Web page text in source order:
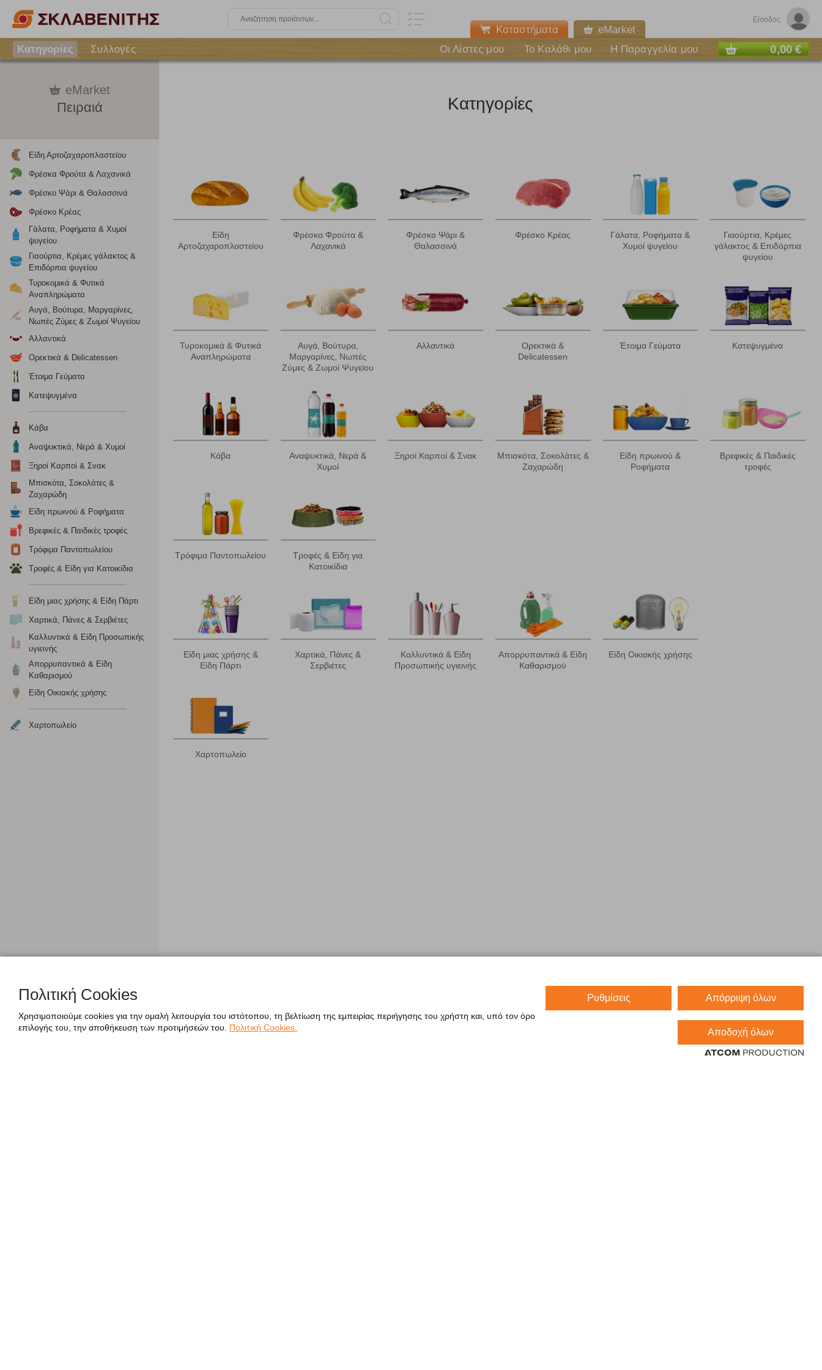
Είσοδος
Καταστήματα
eMarket
Κατηγορίες
Συλλογές Οι Λίστες μου Το Καλάθι μου Η Παραγγελία μου 0,00 €
eMarket
Πειραιά
Είδη Αρτοζαχαροπλαστείου
Φρέσκα Φρούτα & Λαχανικά
Φρέσκο Ψάρι & Θαλασσινά
Φρέσκο Κρέας
Γάλατα, Ροφήματα & Χυμοί
ψυγείου
Γιαούρτια, Κρέμες γάλακτος &
Επιδόρπια ψυγείου
Τυροκομικά & Φυτικά
Αναπληρώματα
Αυγά, Βούτυρα, Μαργαρίνες,
Νωπές Ζύμες & Ζωμοί Ψυγείου
Αλλαντικά
Ορεκτικά & Delicatessen
Έτοιμα Γεύματα
Κατεψυγμένα
Κάβα
Αναψυκτικά, Νερά & Χυμοί
Ξηροί Καρποί & Σνακ
Μπισκότα, Σοκολάτες &
Ζαχαρώδη
Είδη πρωινού & Ροφήματα
Βρεφικές & Παιδικές τροφές
Τρόφιμα Παντοπωλείου
Τροφές & Είδη για Κατοικίδια
Είδη μιας χρήσης & Είδη Πάρτι
Χαρτικά, Πάνες & Σερβιέτες
Καλλυντικά & Είδη Προσωπικής
υγιεινής
Απορρυπαντικά & Είδη
Καθαρισμού
Είδη Οικιακής χρήσης
Χαρτοπωλείο
Κατηγορίες
Είδη
Αρτοζαχαροπλαστείου
Φρέσκα Φρούτα &
Λαχανικά
Φρέσκο Ψάρι &
Θαλασσινά
Φρέσκο Κρέας
Γάλατα, Ροφήματα &
Χυμοί ψυγείου
Γιαούρτια, Κρέμες
γάλακτος & Επιδόρπια
ψυγείου
Τυροκομικά & Φυτικά
Αναπληρώματα
Αυγά, Βούτυρα,
Μαργαρίνες, Νωπές
Ζύμες & Ζωμοί Ψυγείου
Αλλαντικά
Ορεκτικά &
Delicatessen
Έτοιμα Γεύματα Κατεψυγμένα
Κάβα
Αναψυκτικά, Νερά &
Χυμοί
Ξηροί Καρποί & Σνακ
Μπισκότα, Σοκολάτες &
Ζαχαρώδη
Είδη πρωινού &
Ροφήματα
Βρεφικές & Παιδικές
τροφές
Τρόφιμα Παντοπωλείου
Τροφές & Είδη για
Κατοικίδια
Είδη μιας χρήσης &
Είδη Πάρτι
Χαρτικά, Πάνες &
Σερβιέτες
Καλλυντικά & Είδη
Προσωπικής υγιεινής
Απορρυπαντικά & Είδη
Καθαρισμού
Είδη Οικιακής χρήσης
Χαρτοπωλείο
Χρησιμοποιήστε τη για πιο γρήγορη αναζήτηση προϊόντων.
Πολιτική Cookies
Χρησιμοποιούμε cookies για την ομαλή λειτουργία του ιστότοπου, τη βελτίωση της εμπειρίας περιήγησης του χρήστη και, υπό τον όρο
επιλογής του, την αποθήκευση των προτιμήσεών του.
Πολιτική Cookies.
Ρυθμίσεις Απόρριψη όλων
Αποδοχή όλων
Ενημέρωση
Κατά την απλή περιήγηση ή/και χρήση του ιστότοπου συλλέγουμε αυτόματα δεδομένα σύνδεσης και πληροφορίες σχετικές με την περιήγησή σας, οι οποίες είναι μη εξατομικευμένες και σπάνια
περιέχουν προσωποποιημένα χαρακτηριστικά που υποδεικνύουν την ταυτότητά σας. Τα cookies είναι μικρά αρχεία κειμένου τα οποία, μέσω του προγράμματος περιήγησης εγκαθίστανται στον
υπολογιστή ή την ηλεκτρονική συσκευή σας, προσθέτοντας λειτουργικότητα στην ιστοσελίδα και βελτιώνοντας την εμπειρία περιήγησης ή, εφ΄ όσον το επιλέξετε, απομνημονεύοντας τις προτιμήσεις
σας. Η κατηγορία των απολύτως απαραίτητων cookies για την ομαλή λειτουργία του ιστότοπου είναι η μόνη ενεργοποιημένη. Έχετε τη δυνατότητα να επιλέξετε τις λοιπές κατηγορίες κάνοντας κλικ στο
σχετικό κουμπί επάνω δεξιά, αφού ενημερωθείτε σχετικά. Ωστόσο θα πρέπει να γνωρίζετε ότι αποκλεισμός ορισμένων κατηγοριών αρχείων cookies, μπορεί να επηρεάσει την εμπειρία της περιήγησής
Δείτε περισσότερα
Τα λειτουργικά cookies επιτρέπουν την παροχή βελτιωμένων λειτουργιών και εξατομίκευσης, όπως π.χ. ζωντανή συνομιλία. Μπορούν να ορισθούν από εμάς ή /και από τρίτους παρόχους, των
οποίων τις υπηρεσίες έχουμε επιλέξει. Αν δεν επιτρέψετε την αποδοχή αυτής της κατηγορίας cookies, ορισμένες ή όλες από αυτές τις λειτουργίες ενδέχεται να μην λειτουργούν σωστά.
Cookies στόχευσης
Η συγκεκριμένη κατηγορία cookies ρυθμίζεται από συνεργάτες μας (με αντικείμενο τη διαφήμιση) μέσω του ιστότοπού μας. Εφ’ όσον τα επιλέξετε, μπορεί να χρησιμοποιηθούν από τους ανωτέρω
για τη δημιουργία ενός προφίλ των ενδιαφερόντων σας και για την εμφάνιση σχετικών διαφημίσεων σε άλλες τοποθεσίες. Τα cookies στόχευσης λειτουργούν αναγνωρίζοντας με μοναδικό τρόπο
Cookies απόδοσης
Η συγκεκριμένη κατηγορία cookies μας δίνει τη δυνατότητα να ενημερωνόμαστε για την επισκεψιμότητα του ιστότοπού μας, ώστε να μπορούμε να βελτιώσουμε την απόδοσή του. Μας βοηθούν
να γνωρίζουμε ποιες σελίδες είναι περισσότερο, ή λιγότερο δημοφιλείς και να βλέπουμε την αλληλεπίδραση του χρήστη και το χρόνο παραμονής του. Οι πληροφορίες που συλλέγονται από αυτά
τα cookies είναι συγκεντρωτικές και, συνεπώς, ανώνυμες. Αν δεν επιτρέψετε την αποδοχή αυτής της κατηγορίας cookies, δεν θα γνωρίζουμε πότε έχετε επισκεφθεί την τοποθεσία μας.
Απολύτως απαραίτητα cookies
Η συγκεκριμένη κατηγορία cookies είναι απαραίτητη για τη λειτουργία του ιστότοπου και ενεργοποιημένη. Έχετε ωστόσο τη δυνατότητα να ρυθμίσετε το πρόγραμμα περιήγησής σας ώστε να
αποκλείει ή να σας ειδοποιεί σχετικά με αυτά τα cookies, με το ενδεχόμενο σε αυτήν την περίπτωση ορισμένα τμήματα του ιστότοπου να μη λειτουργούν.